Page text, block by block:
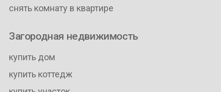
снять комнату в квартире
Загородная недвижимость
купить дом
купить коттедж